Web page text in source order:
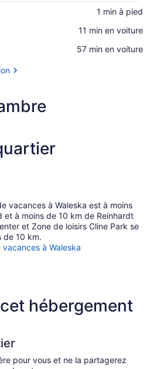
‪1 min à pied‬
‪11 min en voiture‬
‪57 min en voiture‬
vacances à Waleska est à moins
et à moins de 10 km de Reinhardt
et Zone de loisirs Cline Park se
de 10 km.
à Waleska
hébergement
pour vous et ne la partagerez